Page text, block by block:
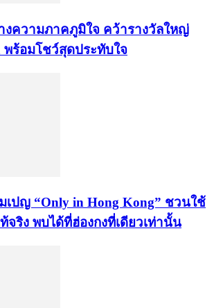
งความภาคภูมิใจ คว้ารางวัลใหญ่
พร้อมโชว์สุดประทับใจ
เปญ “Only in Hong Kong” ชวนใช้
จริง พบได้ที่ฮ่องกงที่เดียวเท่านั้น